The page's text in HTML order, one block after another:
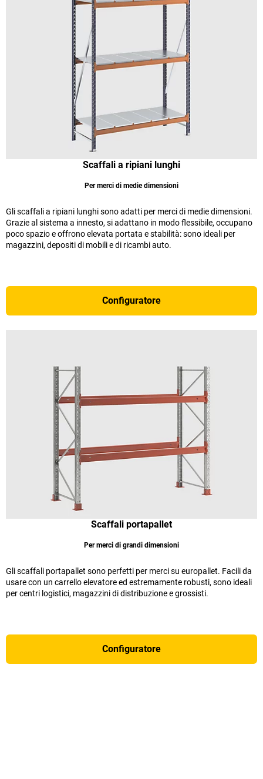
Scaffali a ripiani lunghi
Per merci di medie dimensioni
Gli scaffali a ripiani lunghi sono adatti per merci di medie dimensioni.
Grazie al sistema a innesto, si adattano in modo flessibile, occupano
poco spazio e offrono elevata portata e stabilità: sono ideali per
magazzini, depositi di mobili e di ricambi auto.
Configuratore
Scaffali portapallet
Per merci di grandi dimensioni
Gli scaffali portapallet sono perfetti per merci su europallet. Facili da
usare con un carrello elevatore ed estremamente robusti, sono ideali
per centri logistici, magazzini di distribuzione e grossisti.
Configuratore